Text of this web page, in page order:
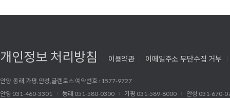
개인정보 처리방침 이용약관 이메일주소 무단수집 거부
안양,동래,가평,안성,글렌로스 예약번호 : 1577-9727
안양 031-460-3301
동래 051-580-0300 가평 031-589-8000
안성 031-670-